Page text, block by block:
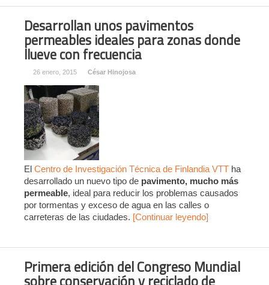
Desarrollan unos pavimentos
permeables ideales para zonas donde
llueve con frecuencia
26 enero, 2015 César Hinojosa
El Centro de Investigación Técnica de Finlandia VTT ha
desarrollado un nuevo tipo de pavimento, mucho más
permeable, ideal para reducir los problemas causados
por tormentas y exceso de agua en las calles o
carreteras de las ciudades. [Continuar leyendo]
Primera edición del Congreso Mundial